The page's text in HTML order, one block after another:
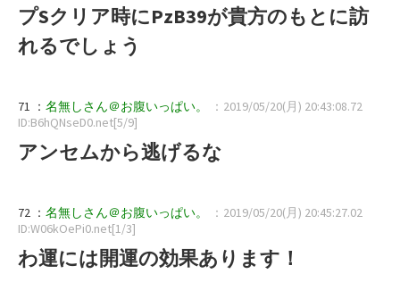
プSクリア時にPzB39が貴方のもとに訪
れるでしょう
71 ： 名無しさん＠お腹いっぱい。
：2019/05/20(月) 20:43:08.72
ID:B6hQNseD0.net[5/9]
アンセムから逃げるな
72 ： 名無しさん＠お腹いっぱい。
：2019/05/20(月) 20:45:27.02
ID:W06kOePi0.net[1/3]
わ運には開運の効果あります！